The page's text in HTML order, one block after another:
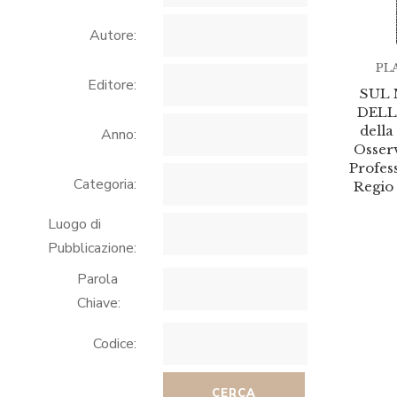
SUL
Autore:
Editore:
Anno:
Categoria:
Luogo di
Pubblicazione:
Parola
Chiave:
Codice:
CERCA